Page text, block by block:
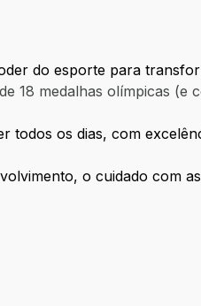
do esporte para
18 medalhas olímpicas (e
os dias, com
o cuidado com